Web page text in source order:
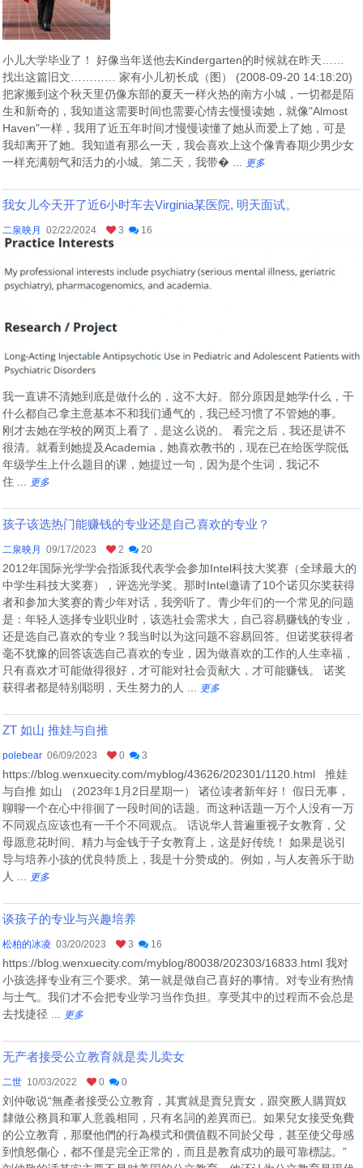
小儿大学毕业了！ 好像当年送他去Kindergarten的时候就在昨天……
找出这篇旧文………… 家有小儿初长成（图） (2008-09-20 14:18:20)
把家搬到这个秋天里仍像东部的夏天一样火热的南方小城，一切都是陌
生和新奇的，我知道这需要时间也需要心情去慢慢读她，就像"Almost
Haven"一样，我用了近五年时间才慢慢读懂了她从而爱上了她，可是
我却离开了她。我知道有那么一天，我会喜欢上这个像青春期少男少女
一样充满朝气和活力的小城。第二天，我带� ...
更多
我女儿今天开了近6小时车去Virginia某医院, 明天面试。
二泉映月 02/22/2024 3 16
我一直讲不清她到底是做什么的，这不大好。部分原因是她学什么，干
什么都自己拿主意基本不和我们通气的，我已经习惯了不管她的事。
刚才去她在学校的网页上看了，是这么说的。 看完之后，我还是讲不
很清。就看到她提及Academia，她喜欢教书的，现在已在给医学院低
年级学生上什么题目的课，她提过一句，因为是个生词，我记不
住 ...
更多
孩子该选热门能赚钱的专业还是自己喜欢的专业？
二泉映月 09/17/2023 2 20
2012年国际光学学会指派我代表学会参加Intel科技大奖赛（全球最大的
中学生科技大奖赛），评选光学奖。那时Intel邀请了10个诺贝尔奖获得
者和参加大奖赛的青少年对话，我旁听了。青少年们的一个常见的问题
是：年轻人选择专业职业时，该选社会需求大，自己容易赚钱的专业，
还是选自己喜欢的专业？我当时以为这问题不容易回答。但诺奖获得者
毫不犹豫的回答该选自己喜欢的专业，因为做喜欢的工作的人生幸福，
只有喜欢才可能做得很好，才可能对社会贡献大，才可能赚钱。 诺奖
获得者都是特别聪明，天生努力的人 ...
更多
ZT 如山 推娃与自推
polebear 06/09/2023 0 3
https://blog.wenxuecity.com/myblog/43626/202301/1120.html 推娃
与自推 如山 （2023年1月2日星期一） 诸位读者新年好！ 假日无事，
聊聊一个在心中徘徊了一段时间的话题。而这种话题一万个人没有一万
不同观点应该也有一千个不同观点。 话说华人普遍重视子女教育，父
母愿意花时间、精力与金钱于子女教育上，这是好传统！ 如果是说引
导与培养小孩的优良特质上，我是十分赞成的。例如，与人友善乐于助
人 ...
更多
谈孩子的专业与兴趣培养
松柏的冰凌 03/20/2023 3 16
https://blog.wenxuecity.com/myblog/80038/202303/16833.html 我对
小孩选择专业有三个要求。第一就是做自己喜好的事情。对专业有热情
与士气。我们才不会把专业学习当作负担。享受其中的过程而不会总是
去找捷径 ...
更多
无产者接受公立教育就是卖儿卖女
二世 10/03/2022 0 0
刘仲敬说“無產者接受公立教育，其實就是賣兒賣女，跟突厥人購買奴
隸做公務員和軍人意義相同，只有名詞的差異而已。如果兒女接受免費
的公立教育，那麼他們的行為模式和價值觀不同於父母，甚至使父母感
到憤怒傷心，都不僅是完全正常的，而且是教育成功的最可靠標誌。”